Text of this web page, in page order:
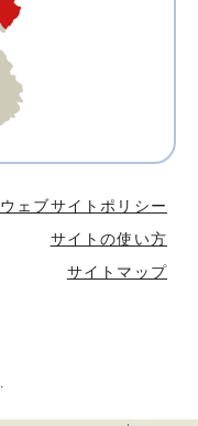
ウェブサイトポリシー
サイトの使い方
サイトマップ